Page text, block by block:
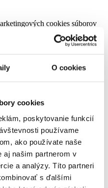
O cookies
cookies
poskytovanie funkcií
používame
ako používate naše
aj našim partnerom v
a analýzy. Títo partneri
s ďalšími
cookies súborov
alebo (ii) ak kontaktujete
správy na sociálnych sieťach
používania
a automatizované